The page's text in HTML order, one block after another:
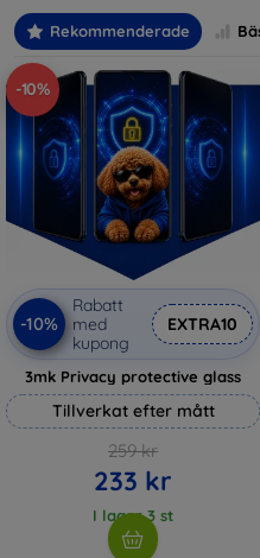
Rekommenderade
-10%
-10%
Rabatt
med
kupong
EXTRA10
3mk Privacy protective glass
Tillverkat efter mått
259 kr
233 kr
I lager 3 st